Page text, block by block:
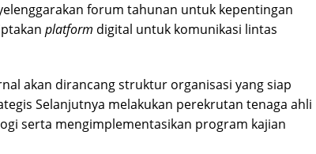
forum tahunan untuk kepentingan
platform digital untuk komunikasi lintas
akan dirancang struktur organisasi yang siap
Selanjutnya melakukan perekrutan tenaga ahli
serta mengimplementasikan program kajian